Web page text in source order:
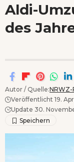
Aldi-
des
Autor / Quelle:
Veröffentlicht 19.
Update 30.